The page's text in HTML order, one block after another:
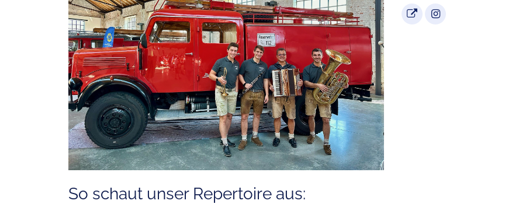
So schaut unser Repertoire aus: